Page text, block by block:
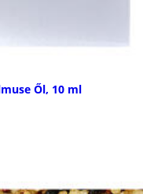
Ől, 10 ml